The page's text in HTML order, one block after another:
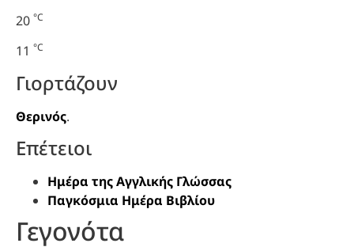
20 °C
11 °C
Γιορτάζουν
Θερινός.
Επέτειοι
Ημέρα της Αγγλικής Γλώσσας
Παγκόσμια Ημέρα Βιβλίου
Γεγονότα